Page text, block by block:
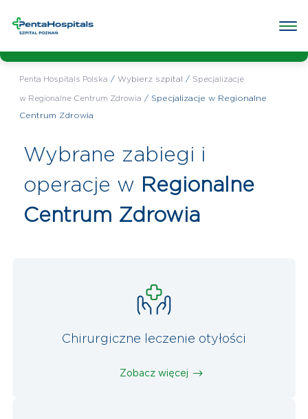
szpital:
Penta Hospitals Polska / Wybierz szpital / Specjalizacje
w Regionalne Centrum Zdrowia / Specjalizacje w Regionalne
Centrum Zdrowia
Wybrane zabiegi i
operacje w Regionalne
Centrum Zdrowia
Chirurgiczne leczenie otyłości
Zobacz więcej